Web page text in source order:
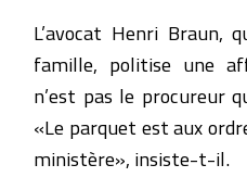
L’avocat Henri Braun,
famille, politise une
n’est pas le procureur
«Le parquet est aux
ministère», insiste-t-il.